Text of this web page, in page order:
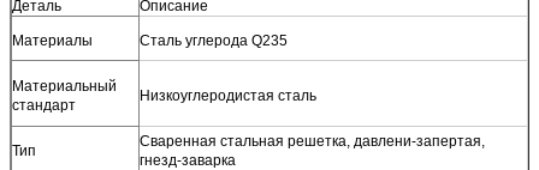
Деталь
Описание
Материалы Сталь углерода Q235
Материальный
стандарт
Низкоуглеродистая сталь
Тип
Сваренная стальная решетка, давлени-запертая,
гнезд-заварка